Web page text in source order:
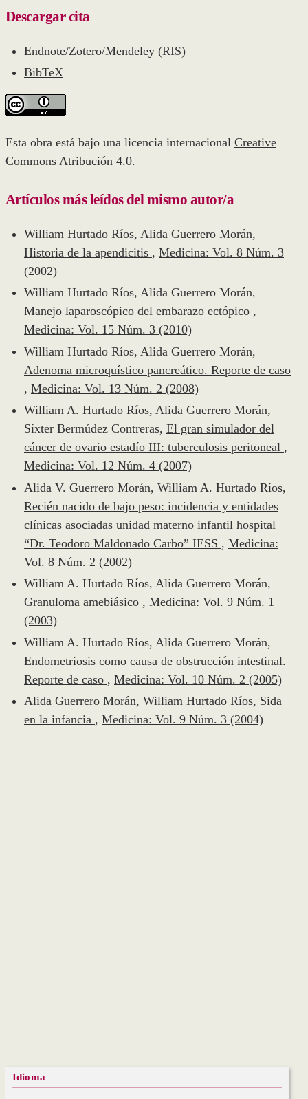
Descargar cita
Endnote/Zotero/Mendeley (RIS)
BibTeX
Esta obra está bajo una licencia internacional Creative
Commons Atribución 4.0.
Artículos más leídos del mismo autor/a
William Hurtado Ríos, Alida Guerrero Morán,
Historia de la apendicitis , Medicina: Vol. 8 Núm. 3
(2002)
William Hurtado Ríos, Alida Guerrero Morán,
Manejo laparoscópico del embarazo ectópico ,
Medicina: Vol. 15 Núm. 3 (2010)
William Hurtado Ríos, Alida Guerrero Morán,
Adenoma microquístico pancreático. Reporte de caso
, Medicina: Vol. 13 Núm. 2 (2008)
William A. Hurtado Ríos, Alida Guerrero Morán,
Síxter Bermúdez Contreras, El gran simulador del
cáncer de ovario estadío III: tuberculosis peritoneal ,
Medicina: Vol. 12 Núm. 4 (2007)
Alida V. Guerrero Morán, William A. Hurtado Ríos,
Recién nacido de bajo peso: incidencia y entidades
clínicas asociadas unidad materno infantil hospital
“Dr. Teodoro Maldonado Carbo” IESS , Medicina:
Vol. 8 Núm. 2 (2002)
William A. Hurtado Ríos, Alida Guerrero Morán,
Granuloma amebiásico , Medicina: Vol. 9 Núm. 1
(2003)
William A. Hurtado Ríos, Alida Guerrero Morán,
Endometriosis como causa de obstrucción intestinal.
Reporte de caso , Medicina: Vol. 10 Núm. 2 (2005)
Alida Guerrero Morán, William Hurtado Ríos, Sida
en la infancia , Medicina: Vol. 9 Núm. 3 (2004)
Idioma